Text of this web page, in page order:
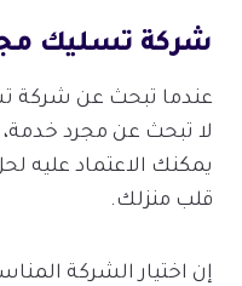
شركة تسليك
عندما تبحث عن شركة
لا تبحث عن مجرد
يمكنك الاعتماد
قلب منزلك.
إن اختيار الشركة